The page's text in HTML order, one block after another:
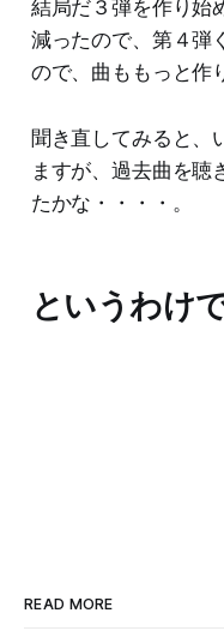
結局だ３弾を作り始
減ったので、第４弾
ので、曲ももっと作
聞き直してみると、
ますが、過去曲を聴
たかな・・・・。
というわけ
READ MORE